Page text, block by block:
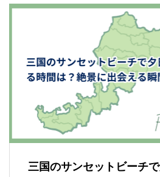
三国のサンセットビーチ